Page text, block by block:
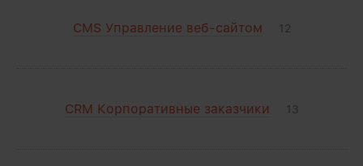
CMS Управление веб-сайтом 12
CRM Корпоративные заказчики 13